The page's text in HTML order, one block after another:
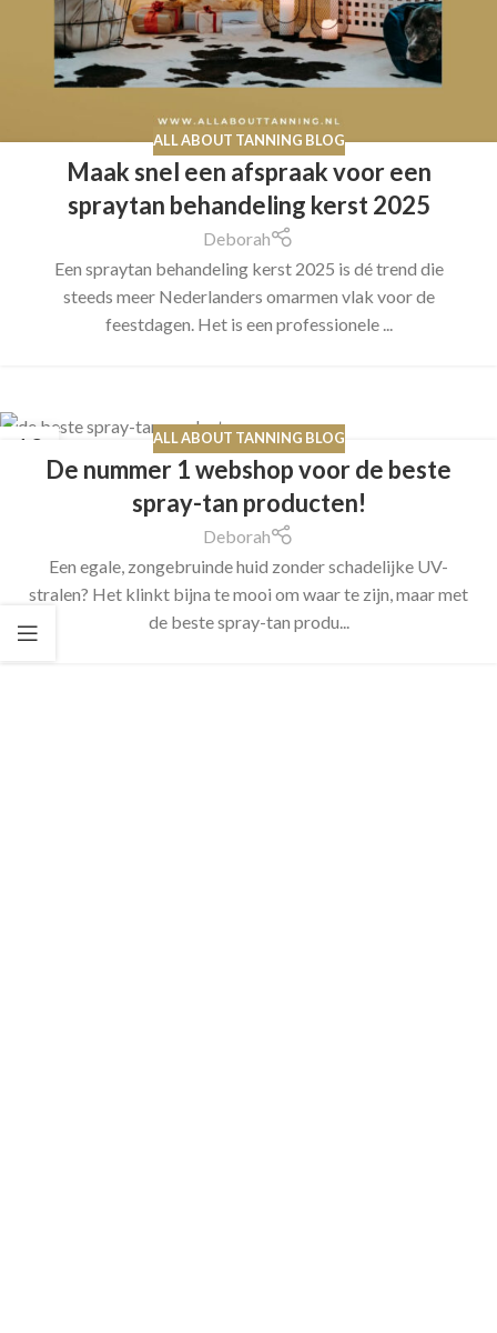
ALL ABOUT TANNING BLOG
Maak snel een afspraak voor een
spraytan behandeling kerst 2025
Deborah
Een spraytan behandeling kerst 2025 is dé trend die
steeds meer Nederlanders omarmen vlak voor de
feestdagen. Het is een professionele ...
12 ALL ABOUT TANNING BLOG
De nummer 1 webshop voor de beste
spray-tan producten!
Deborah
Een egale, zongebruinde huid zonder schadelijke UV-
stralen? Het klinkt bijna te mooi om waar te zijn, maar met
de beste spray-tan produ...